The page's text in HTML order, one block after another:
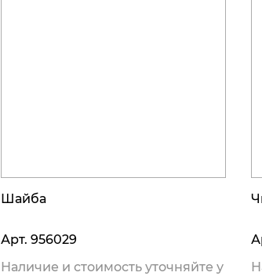
Шайба
Арт. 956029
Наличие и стоимость уточняйте у